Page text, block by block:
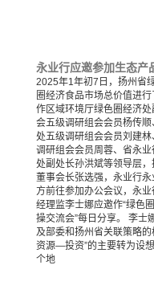
2025年1年初7日，扬州省
圈经济食品市场总价值进
作区域环境厅绿色圈经济
会五级调研组会会员杨传
处五级调研组会会员刘建
调研组会会员周蓉、省永
处副处长孙洪斌等领导层，
董事会长张选强，永业行
方前往参加办公会议，永
经理监李士娜应邀作“绿色
操交流会”每日分享。 李士
及部委和扬州省关联策略
资源—投资”的主要转为设
个地